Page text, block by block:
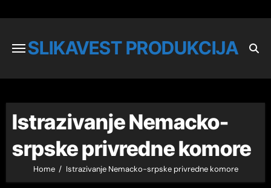
SLIKAVEST PRODUKCIJA
Istrazivanje Nemacko-
srpske privredne komore
Home Istrazivanje Nemacko-srpske privredne komore